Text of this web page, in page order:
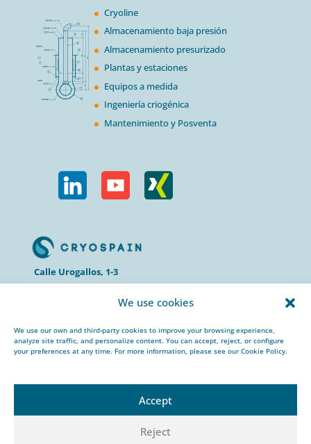
We use cookies
We use our own and third-party cookies to improve your browsing experience,
analyze site traffic, and personalize content. You can accept, reject, or configure
your preferences at any time. For more information, please see our Cookie Policy.
Accept
Reject
Cryoline
Almacenamiento baja presión
Almacenamiento presurizado
Plantas y estaciones
Equipos a medida
Ingeniería criogénica
Mantenimiento y Posventa
Calle Urogallos, 1-3
P.I. El Cascajal 28320
+34 912 959 367
cryospain@cryospain.com
© 2022 CRYOSPAIN |Aviso Legal |